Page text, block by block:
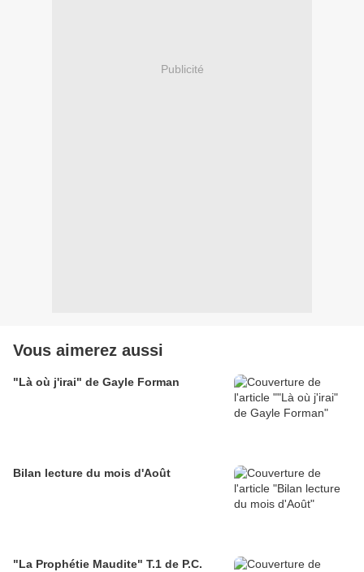
Publicité
Vous aimerez aussi
"Là où j'irai" de Gayle Forman
Bilan lecture du mois d'Août
"La Prophétie Maudite" T.1 de P.C.